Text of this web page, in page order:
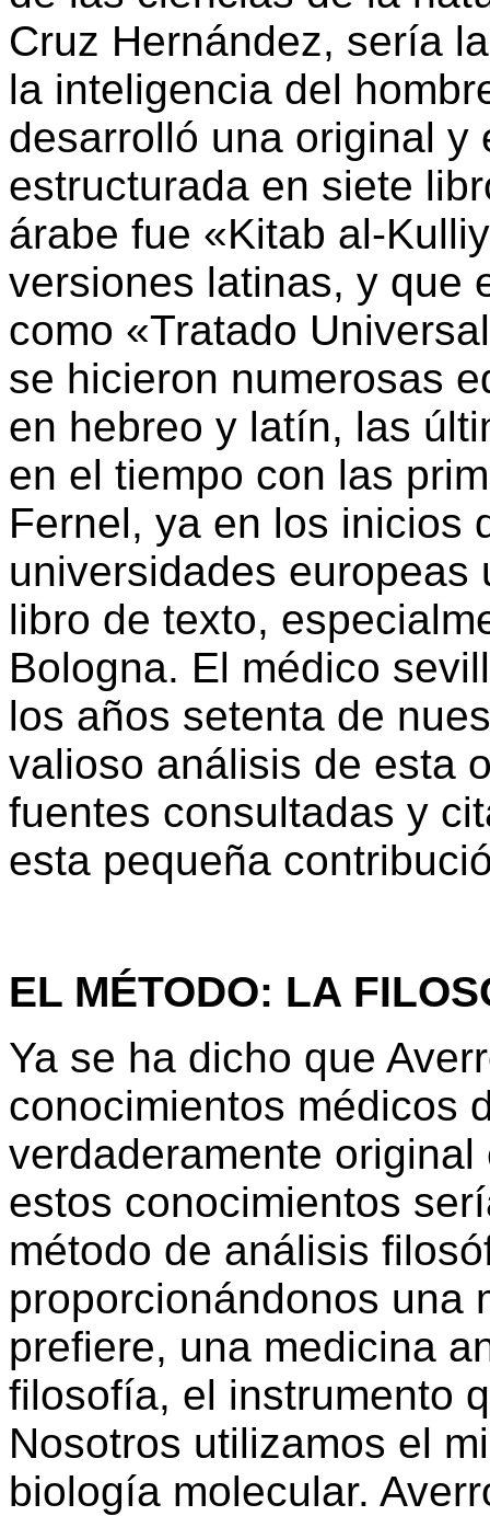
Cruz Hernández, sería
la inteligencia del
desarrolló una original y
estructurada en siete
árabe fue «Kitab al-
versiones latinas, y que
como «Tratado
se hicieron numerosas
en hebreo y latín, las
en el tiempo con las
Fernel, ya en los inicios
universidades
libro de texto,
Bologna. El médico
los años setenta de
valioso análisis de esta
fuentes consultadas y
esta pequeña
EL MÉTODO: LA
Ya se ha dicho que
conocimientos médicos
verdaderamente
estos conocimientos
método de análisis
proporcionándonos una
prefiere, una medicina
filosofía, el instrumento
Nosotros utilizamos el
biología molecular.